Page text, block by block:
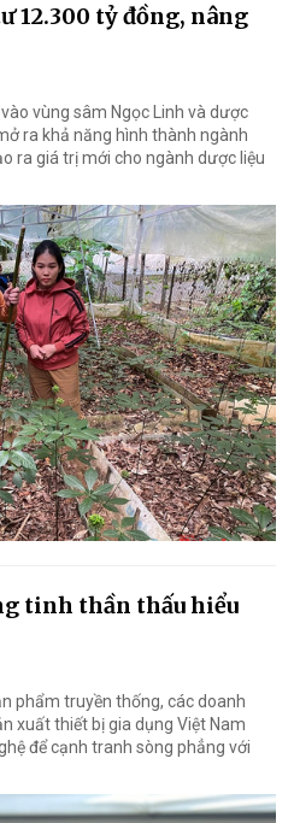
12.300 tỷ đồng, nâng
vùng sâm Ngọc Linh và dược
ra khả năng hình thành ngành
ra giá trị mới cho ngành dược liệu
tinh thần thấu hiểu
phẩm truyền thống, các doanh
xuất thiết bị gia dụng Việt Nam
để cạnh tranh sòng phẳng với